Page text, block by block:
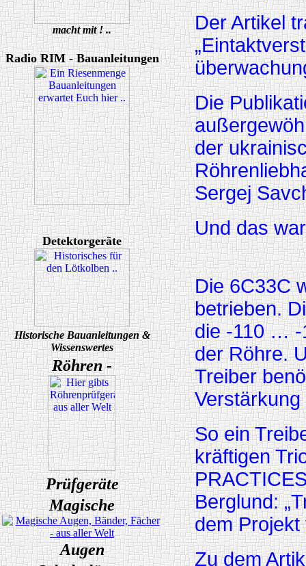
macht mit ! ..
Radio RIM - Bauanleitungen
Detektorgeräte
Historische Bauanleitungen &
Wissenswertes
Röhren -
Prüfgeräte
Magische
Augen
Der Artikel
Die
der
Sergej
Und das
Die 6C33C
betrieben.
die -110 … -
der Röhre.
Treiber
So ein
kräftigen
Berglund:
dem
Zu dem